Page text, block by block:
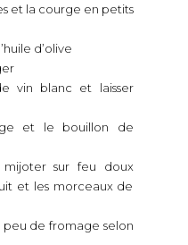
et la courge en petits
d’olive
vin blanc et laisser
et le bouillon de
sur feu doux
et les morceaux de
de fromage selon